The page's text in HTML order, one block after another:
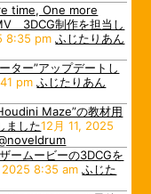
time, One more
3DCG制作を担当し
8:35 pm ふじたりあん
ター”アップデートし
pm ふじたりあん
Maze”の教材用
ました12月 11, 2025
ームービーの3DCGを
2025 8:35 am ふじた